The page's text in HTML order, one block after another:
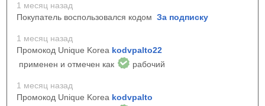
1 месяц назад
Покупатель воспользовался кодом За подписку
1 месяц назад
Промокод Unique Korea kodvpalto22
применен и отмечен как
рабочий
1 месяц назад
Промокод Unique Korea kodvpalto